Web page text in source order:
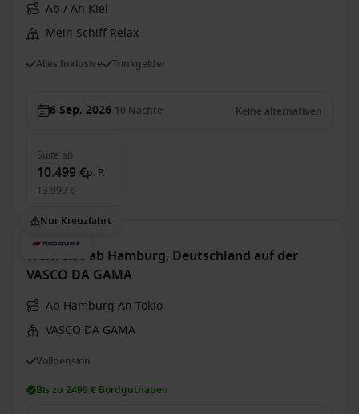
Ab / An Kiel
Mein Schiff Relax
Alles Inklusive Trinkgelder
6 Sep. 2026 10 Nächte Keine alternativen
Suite ab
10.499 €p. P.
13.999 €
Nur Kreuzfahrt
Weltreise ab Hamburg, Deutschland auf der
VASCO DA GAMA
Ab Hamburg An Tokio
VASCO DA GAMA
Vollpension
Bis zu 2499 € Bordguthaben